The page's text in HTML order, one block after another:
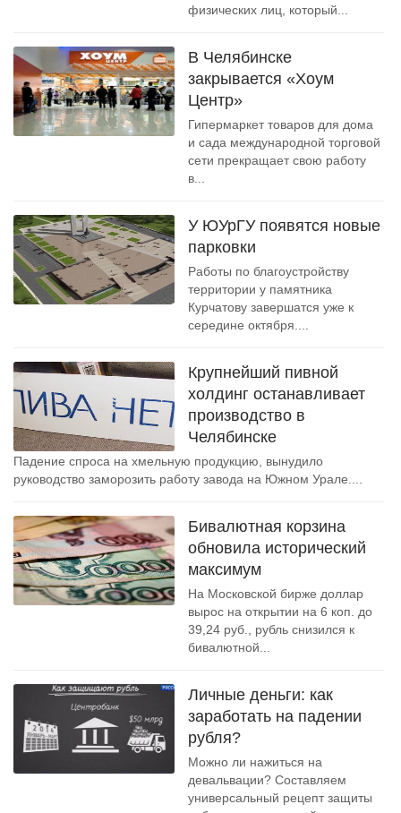
физических лиц, который...
В Челябинске
закрывается «Хоум
Центр»
Гипермаркет товаров для дома
и сада международной торговой
сети прекращает свою работу
в...
У ЮУрГУ появятся новые
парковки
Работы по благоустройству
территории у памятника
Курчатову завершатся уже к
середине октября....
Крупнейший пивной
холдинг останавливает
производство в
Челябинске
Падение спроса на хмельную продукцию, вынудило
руководство заморозить работу завода на Южном Урале....
Бивалютная корзина
обновила исторический
максимум
На Московской бирже доллар
вырос на открытии на 6 коп. до
39,24 руб., рубль снизился к
бивалютной...
Личные деньги: как
заработать на падении
рубля?
Можно ли нажиться на
девальвации? Составляем
универсальный рецепт защиты